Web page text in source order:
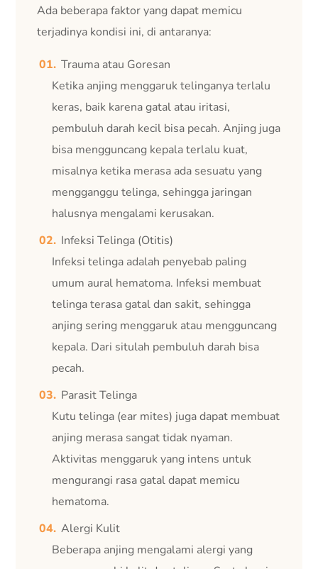
Ada beberapa faktor yang dapat memicu
terjadinya kondisi ini, di antaranya:
Trauma atau Goresan
Ketika anjing menggaruk telinganya terlalu
keras, baik karena gatal atau iritasi,
pembuluh darah kecil bisa pecah. Anjing juga
bisa mengguncang kepala terlalu kuat,
misalnya ketika merasa ada sesuatu yang
mengganggu telinga, sehingga jaringan
halusnya mengalami kerusakan.
Infeksi Telinga (Otitis)
Infeksi telinga adalah penyebab paling
umum aural hematoma. Infeksi membuat
telinga terasa gatal dan sakit, sehingga
anjing sering menggaruk atau mengguncang
kepala. Dari situlah pembuluh darah bisa
pecah.
Parasit Telinga
Kutu telinga (ear mites) juga dapat membuat
anjing merasa sangat tidak nyaman.
Aktivitas menggaruk yang intens untuk
mengurangi rasa gatal dapat memicu
hematoma.
Alergi Kulit
Beberapa anjing mengalami alergi yang